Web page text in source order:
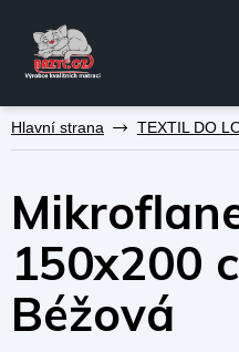
na
TEXTIL DO
150x200
Béžová